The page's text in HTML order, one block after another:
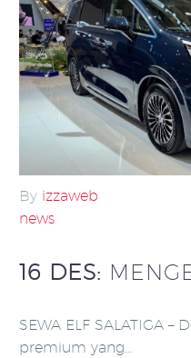
By izzaweb
news
16 DES:
SEWA ELF SALATIGA –
premium yang…